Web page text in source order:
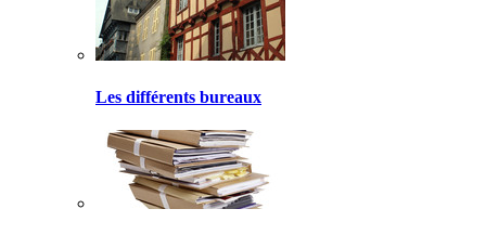
Les différents bureaux